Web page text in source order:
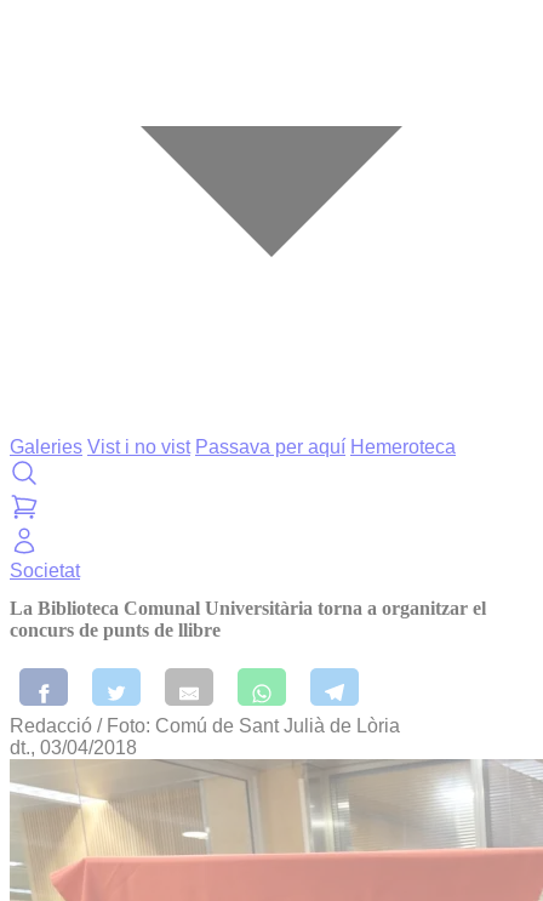
Galeries Vist i no vist Passava per aquí Hemeroteca
Societat
La Biblioteca Comunal Universitària torna a organitzar el
concurs de punts de llibre
Redacció / Foto: Comú de Sant Julià de Lòria
dt., 03/04/2018